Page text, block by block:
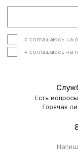
я соглашаюсь на
я соглашаюсь на
Есть
Горячая